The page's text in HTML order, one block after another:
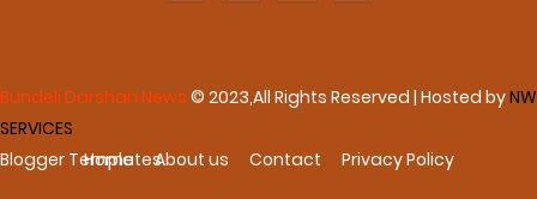
Bundeli Darshan News © 2023,All Rights Reserved | Hosted byNW
SERVICES
Home
About us Contact Privacy Policy
Blogger Templates